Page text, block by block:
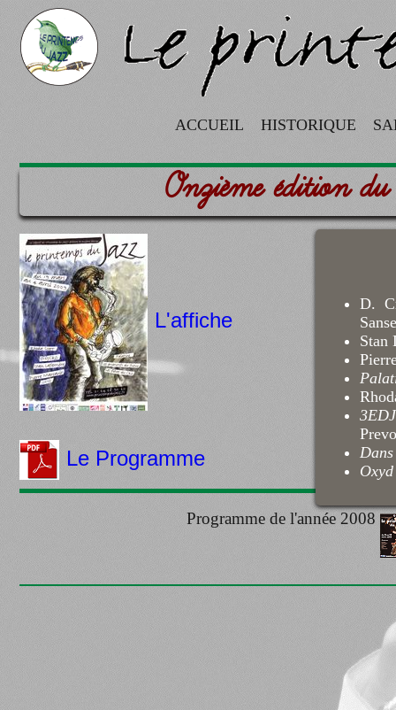
ACCUEIL HISTORIQUE
Onzième édition
L'affiche
Le Programme
D.
Stan
Oxyd
Programme de l'année 2008